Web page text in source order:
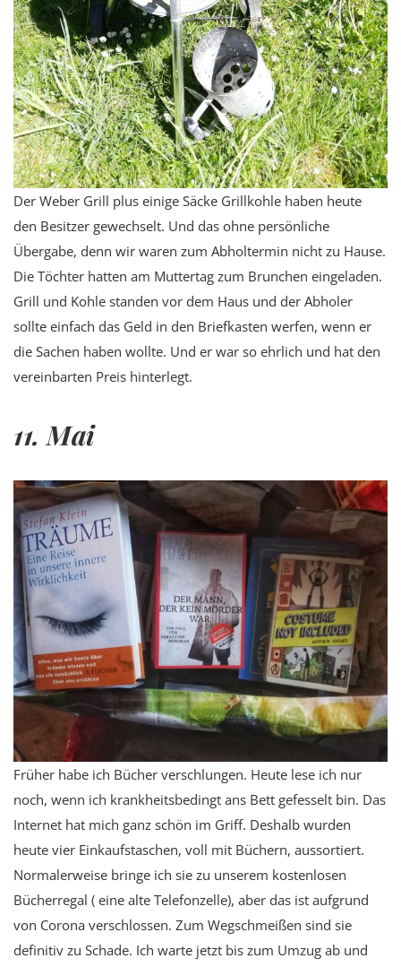
Der Weber Grill plus einige Säcke Grillkohle haben heute
den Besitzer gewechselt. Und das ohne persönliche
Übergabe, denn wir waren zum Abholtermin nicht zu Hause.
Die Töchter hatten am Muttertag zum Brunchen eingeladen.
Grill und Kohle standen vor dem Haus und der Abholer
sollte einfach das Geld in den Briefkasten werfen, wenn er
die Sachen haben wollte. Und er war so ehrlich und hat den
vereinbarten Preis hinterlegt.
11. Mai
Früher habe ich Bücher verschlungen. Heute lese ich nur
noch, wenn ich krankheitsbedingt ans Bett gefesselt bin. Das
Internet hat mich ganz schön im Griff. Deshalb wurden
heute vier Einkaufstaschen, voll mit Büchern, aussortiert.
Normalerweise bringe ich sie zu unserem kostenlosen
Bücherregal ( eine alte Telefonzelle), aber das ist aufgrund
von Corona verschlossen. Zum Wegschmeißen sind sie
definitiv zu Schade. Ich warte jetzt bis zum Umzug ab und